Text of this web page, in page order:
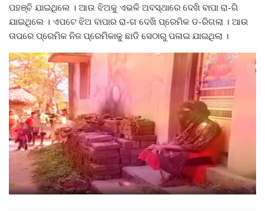
ପହଞ୍ଚି ଯାଇଥିଲେ । ଆଉ ଝିଅକୁ ଏଭଳି ଅବସ୍ଥାରେ ଦେଖି ବାପା ରା-ଗି
ଯାଇଥିଲେ । ଏପଟେ ଝିଅ ବାପାର ରା-ଗ ଦେଖି ପ୍ରେମିକ ଡ-ରିଗଲା । ଆଉ
ତାପରେ ପ୍ରେମିକ ନିଜ ପ୍ରେମିକାକୁ ଛାଡି ସେଠାରୁ ପଳାଇ ଯାଇଥିଲା ।